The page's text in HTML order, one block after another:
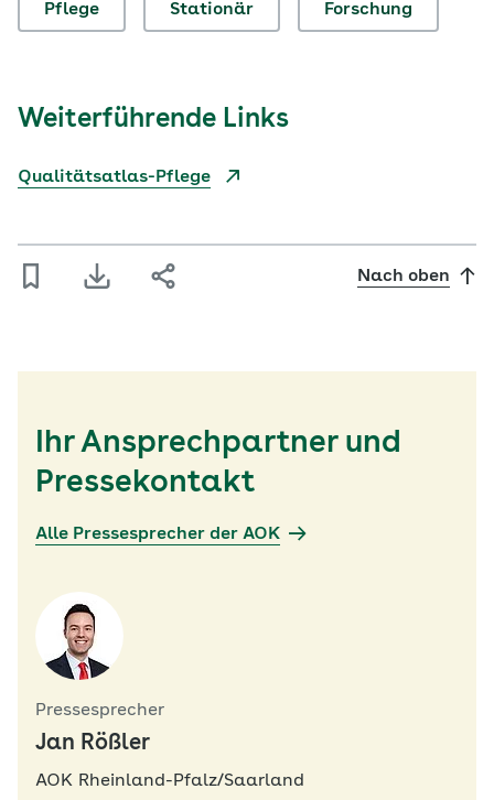
Pflege Stationär Forschung
Weiterführende Links
Qualitätsatlas-Pflege
Nach oben
Ihr Ansprechpartner und
Pressekontakt
Alle Pressesprecher der AOK
Pressesprecher
Jan Rößler
AOK Rheinland-Pfalz/Saarland